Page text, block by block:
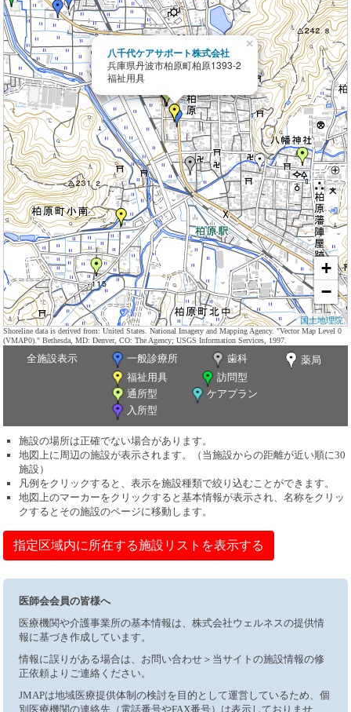
八千代ケアサポート株式会社
兵庫県丹波市柏原町柏原1393-2
福祉用具
×
+
−
国土地理院
Shoreline data is derived from: United States. National Imagery and Mapping Agency. "Vector Map Level 0
(VMAP0)." Bethesda, MD: Denver, CO: The Agency; USGS Information Services, 1997.
全施設表示 一般診療所 歯科
薬局
福祉用具
訪問型
通所型
ケアプラン
入所型
施設の場所は正確でない場合があります。
地図上に周辺の施設が表示されます。（当施設からの距離が近い順に30
施設）
凡例をクリックすると、表示を施設種類で絞り込むことができます。
地図上のマーカーをクリックすると基本情報が表示され、名称をクリッ
クするとその施設のページに移動します。
指定区域内に所在する施設リストを表示する
医師会会員の皆様へ
医療機関や介護事業所の基本情報は、株式会社ウェルネスの提供情
報に基づき作成しています。
情報に誤りがある場合は、お問い合わせ＞当サイトの施設情報の修
正依頼よりご連絡ください。
JMAPは地域医療提供体制の検討を目的として運営しているため、個
別医療機関の連絡先（電話番号やFAX番号）は表示しておりませ